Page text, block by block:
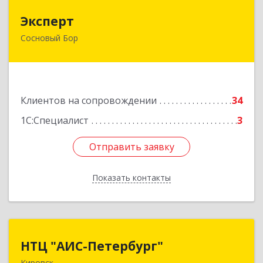
Эксперт
Сосновый Бор
Клиентов на сопровождении
34
1С:Специалист
3
Отправить заявку
Показать контакты
188544, Ленинградская обл, Сосновый Бор г, 50
Отправить заявку
Назад
НТЦ "АИС-Петербург"
НТЦ "АИС-Петербург"